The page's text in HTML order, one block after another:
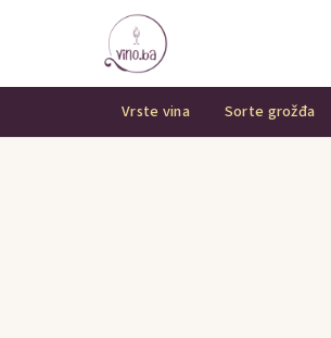
Vrste vina Sorte grožđa